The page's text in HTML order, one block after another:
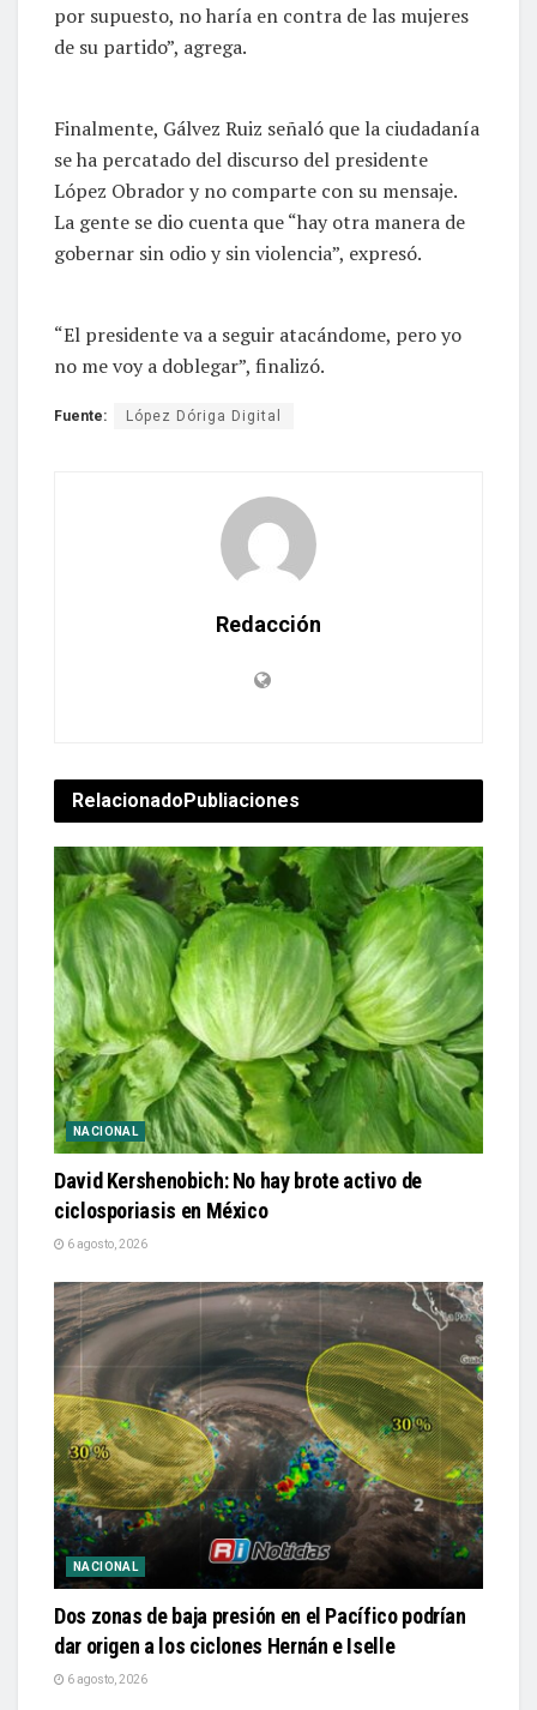
por supuesto, no haría en contra de las mujeres
de su partido”, agrega.
Finalmente, Gálvez Ruiz señaló que la ciudadanía
se ha percatado del discurso del presidente
López Obrador y no comparte con su mensaje.
La gente se dio cuenta que “hay otra manera de
gobernar sin odio y sin violencia”, expresó.
“El presidente va a seguir atacándome, pero yo
no me voy a doblegar”, finalizó.
Fuente: López Dóriga Digital
Redacción
RelacionadoPubliaciones
NACIONAL
David Kershenobich: No hay brote activo de
ciclosporiasis en México
6 agosto, 2026
NACIONAL
Dos zonas de baja presión en el Pacífico podrían
dar origen a los ciclones Hernán e Iselle
6 agosto, 2026